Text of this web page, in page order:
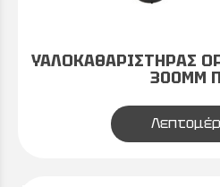
ΥΑΛΟΚΑΘΑΡΙΣΤΗΡΑΣ
300MM